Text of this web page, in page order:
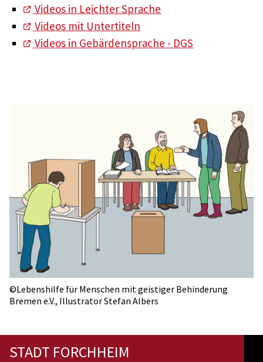
Videos in Leichter Sprache
Videos mit Untertiteln
Videos in Gebärdensprache - DGS
©Lebenshilfe für Menschen mit geistiger Behinderung
Bremen e.V., Illustrator Stefan Albers
STADT FORCHHEIM